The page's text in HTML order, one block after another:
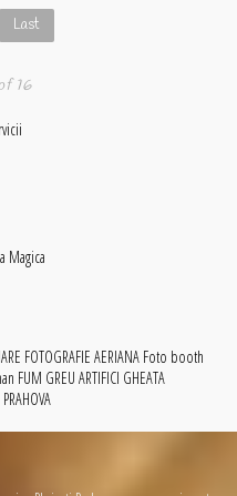
Last
16
Magica
FOTOGRAFIE AERIANA Foto booth
GREU ARTIFICI GHEATA